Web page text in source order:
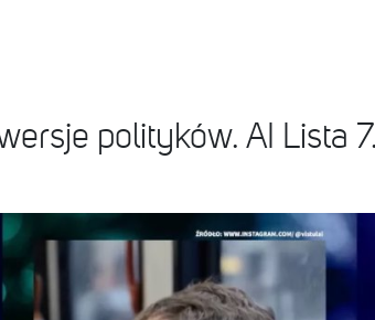
polityków. AI Lista